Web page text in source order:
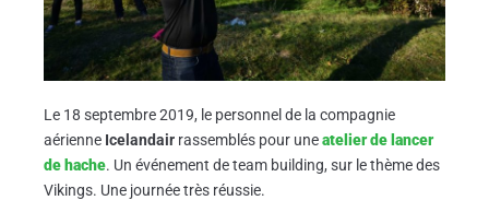
Le 18 septembre 2019, le personnel de la compagnie
aérienne Icelandair rassemblés pour uneatelier de lancer
de hache. Un événement de team building, sur le thème des
Vikings. Une journée très réussie.